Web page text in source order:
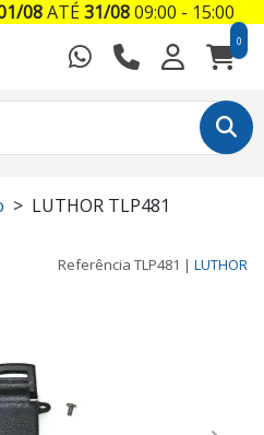
0
LUTHOR TLP481
Referência TLP481 | LUTHOR
08ATÉ31/0809:00 - 15:00